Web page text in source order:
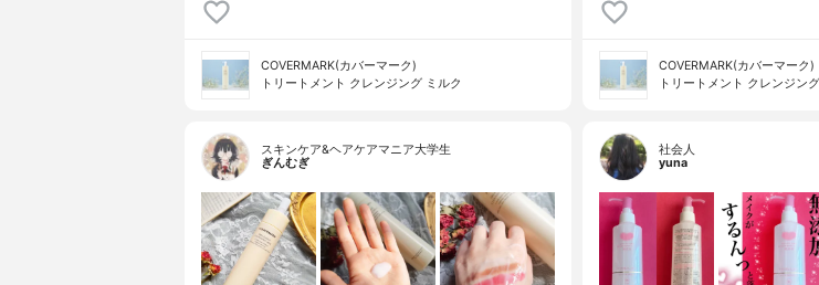
COVERMARK(カバーマーク)
トリートメント クレンジング ミルク
COVERMARK(カバーマーク)
トリートメント クレンジン
スキンケア&ヘアケアマニア大学生
ぎんむぎ
社会人
yuna